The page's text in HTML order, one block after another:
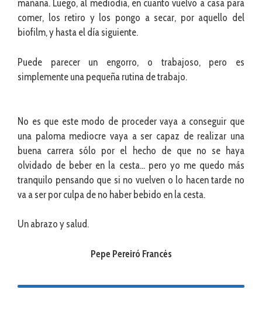
mañana. Luego, al mediodía, en cuanto vuelvo a casa para
comer, los retiro y los pongo a secar, por aquello del
biofilm, y hasta el día siguiente.
Puede parecer un engorro, o trabajoso, pero es
simplemente una pequeña rutina de trabajo.
No es que este modo de proceder vaya a conseguir que
una paloma mediocre vaya a ser capaz de realizar una
buena carrera sólo por el hecho de que no se haya
olvidado de beber en la cesta… pero yo me quedo más
tranquilo pensando que si no vuelven o lo hacen tarde no
va a ser por culpa de no haber bebido en la cesta.
Un abrazo y salud.
Pepe Pereiró Francés